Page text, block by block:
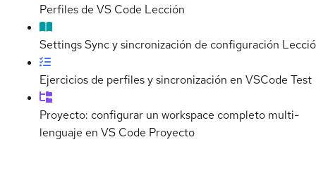
Perfiles de VS Code Lección
Settings Sync y sincronización de configuración
Ejercicios de perfiles y sincronización en VSCode Test
Proyecto: configurar un workspace completo multi-
lenguaje en VS Code Proyecto